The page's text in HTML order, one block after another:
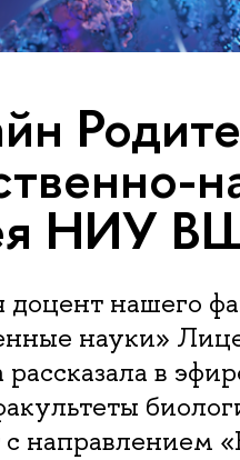
НИУ
доцент нашего
науки»
рассказала в
с направлением